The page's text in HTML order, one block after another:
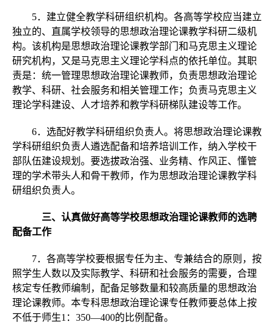
5．建立健全教学科研组织机构。各高等学校应当建立
独立的、直属学校领导的思想政治理论课教学科研二级机
构。该机构是思想政治理论课教学部门和马克思主义理论
研究机构，又是马克思主义理论学科点的依托单位。其职
责是：统一管理思想政治理论课教师，负责思想政治理论
教学、科研、社会服务和相关管理工作；负责马克思主义
理论学科建设、人才培养和教学科研梯队建设等工作。
6．选配好教学科研组织负责人。将思想政治理论课教
学科研组织负责人遴选配备和培养培训工作，纳入学校干
部队伍建设规划。要选拔政治强、业务精、作风正、懂管
理的学术带头人和骨干教师，作为思想政治理论课教学科
研组织负责人。
三、认真做好高等学校思想政治理论课教师的选聘
配备工作
7．各高等学校要根据专任为主、专兼结合的原则，按
照学生人数以及实际教学、科研和社会服务的需要，合理
核定专任教师编制，配备足够数量和较高质量的思想政治
理论课教师。本专科思想政治理论课专任教师要总体上按
不低于师生1：350—400的比例配备。